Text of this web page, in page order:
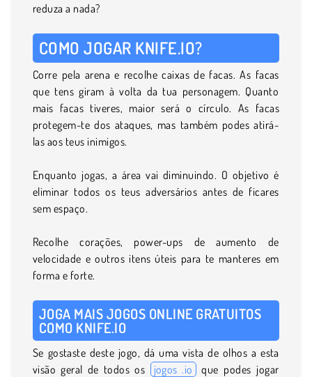
reduza a nada?
COMO JOGAR KNIFE.IO?
Corre pela arena e recolhe caixas de facas. As facas
que tens giram à volta da tua personagem. Quanto
mais facas tiveres, maior será o círculo. As facas
protegem-te dos ataques, mas também podes atirá-
las aos teus inimigos.
Enquanto jogas, a área vai diminuindo. O objetivo é
eliminar todos os teus adversários antes de ficares
sem espaço.
Recolhe corações, power-ups de aumento de
velocidade e outros itens úteis para te manteres em
forma e forte.
JOGA MAIS JOGOS ONLINE GRATUITOS
COMO KNIFE.IO
Se gostaste deste jogo, dá uma vista de olhos a esta
visão geral de todos os
jogos .io que podes jogar